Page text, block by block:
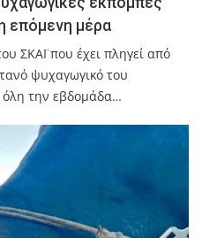
επόμενη μέρα
ΣΚΑΪ που έχει πληγεί από
ψυχαγωγικό του
όλη την εβδομάδα…